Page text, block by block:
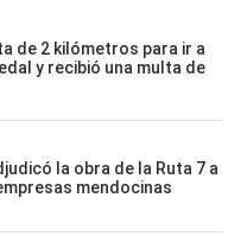
de 2 kilómetros para ir a
y recibió una multa de
la obra de la Ruta 7 a
mendocinas